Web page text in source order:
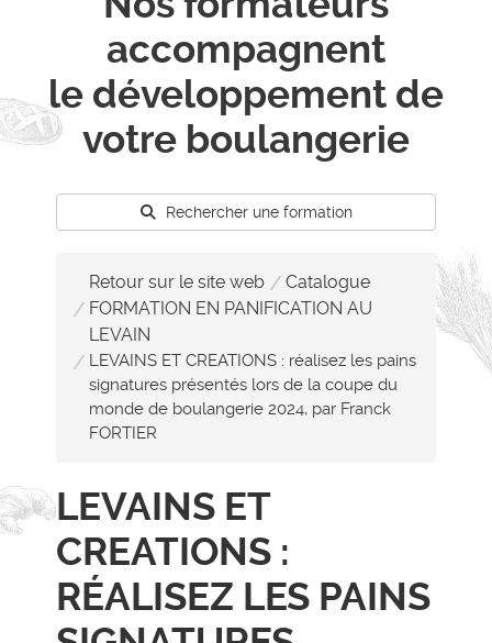
accompagnent
le développement de
votre boulangerie
Rechercher une formation
Retour sur le site web
Catalogue
FORMATION EN PANIFICATION AU
LEVAIN
LEVAINS ET CREATIONS : réalisez les pains
signatures présentés lors de la coupe du
monde de boulangerie 2024, par Franck
FORTIER
LEVAINS ET
CREATIONS :
RÉALISEZ LES PAINS